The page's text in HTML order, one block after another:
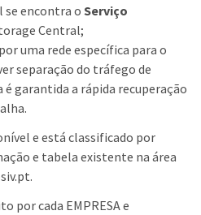
se encontra o Serviço
Central;
uma rede específica para o
separação do tráfego de
garantida a rápida recuperação
e está classificado por
e tabela existente na área
por cada EMPRESA e